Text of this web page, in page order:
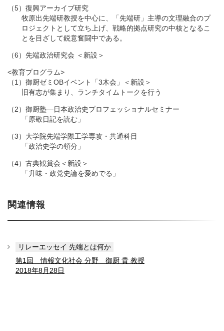
（5）復興アーカイブ研究
牧原出先端研教授を中心に、「先端研」主導の文理融合のプ
ロジェクトとして立ち上げ、戦略的拠点研究の中核となるこ
とを目ざして鋭意奮闘中である。
（6）先端政治研究会 ＜新設＞
<教育プログラム>
（1）御厨ゼミOBイベント「3木会」＜新設＞
旧有志が集まり、ランチタイムトークを行う
（2）御厨塾―日本政治史プロフェッショナルセミナー
「原敬日記を読む」
（3）大学院先端学際工学専攻・共通科目
「政治史学の領分」
（4）古典観賞会＜新設＞
「升味・政党史論を愛めでる」
関連情報
リレーエッセイ 先端とは何か
第1回 情報文化社会 分野 御厨 貴 教授
2018年8月28日